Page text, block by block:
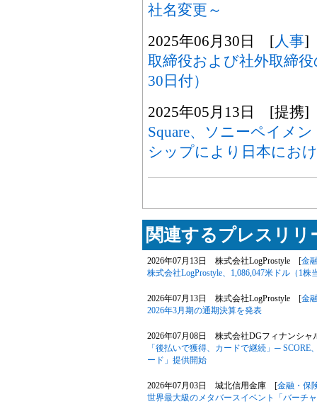
社名変更～
2025年06月30日 [人事]
取締役および社外取締
30日付）
2025年05月13日 [提携]
Square、ソニーペイメ
シップにより日本にお
関連するプレスリリ
2026年07月13日 株式会社LogProstyle [金
株式会社LogProstyle、1,086,047米ドル（1
2026年07月13日 株式会社LogProstyle [金
2026年3月期の通期決算を発表
2026年07月08日 株式会社DGフィナンシ
「後払いで獲得、カードで継続」─
ード」提供開始
2026年07月03日 城北信用金庫 [金融・保
世界最大級のメタバースイベント「バーチ